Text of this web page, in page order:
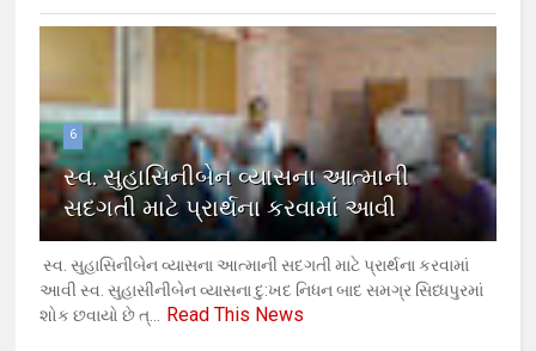
6
સ્વ. સુહાસિનીબેન વ્યાસના આત્માની
સદગતી માટે પ્રાર્થના કરવામાં આવી
સ્વ. સુહાસિનીબેન વ્યાસના આત્માની સદગતી માટે પ્રાર્થના કરવામાં
આવી સ્વ. સુહાસીનીબેન વ્યાસના દુ:ખદ નિધન બાદ સમગ્ર સિધ્ધપુરમાં
શોક છવાયો છે ત્...
Read This News